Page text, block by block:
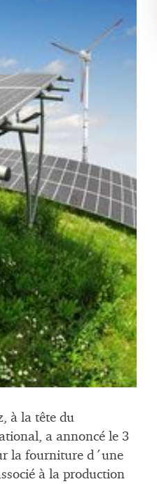
à la tête du
a annoncé le 3
la fourniture d´une
à la production